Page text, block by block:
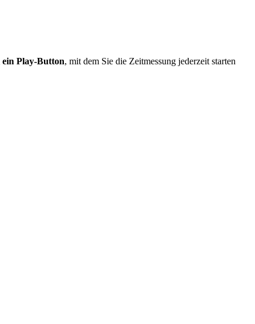
Play-Button, mit dem Sie die Zeitmessung jederzeit starten